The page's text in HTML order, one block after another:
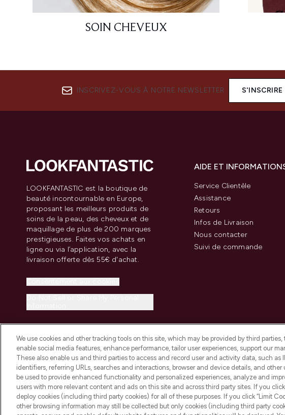
SOIN CHEVEUX
INSCRIVEZ-VOUS À NOTRE NEWSLETTER S'INSCRIRE
LOOKFANTASTIC est la boutique de
beauté incontournable en Europe,
proposant les meilleurs produits de
soins de la peau, des cheveux et de
maquillage de plus de 200 marques
prestigieuses. Faites vos achats en
ligne ou via l’application, avec la
livraison offerte dès 55€ d'achat.
AIDE ET
Service Clientèle
Assistance
Retours
Infos de Livraison
Nous contacter
Suivi de commande
2026 THG Beauty Europe GmbH Maximilianstrasse 54 80538 Munich
We use cookies and other tracking tools on this site, which may be provided by third parties,
enable social media features, enhance performance, tailor user experiences, support our
These also enable us and third parties to access and record user and activity data, such as
identifiers, referring URLs, searches and interactions, browser and device details, and
be used to provide enhanced functionality and personalized experiences, analyze and
users with more relevant content and ads on this site and across third party sites. If you
deploy cookies (including third party cookies) for all of these purposes. If you click “Limit
other browsing information may still be collected but only cookies (including third party